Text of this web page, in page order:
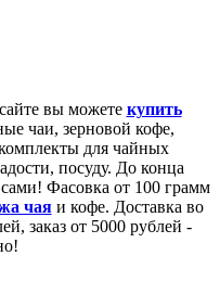
вы можете купить
чаи, зерновой кофе,
для чайных
посуду. До конца
Фасовка от 100 грамм
чаяи кофе. Доставка во
заказ от 5000 рублей -